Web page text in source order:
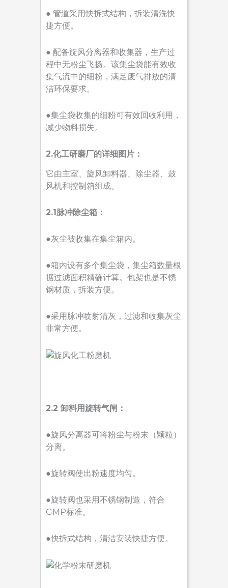
● 管道采用快拆式结构，拆装清洗快
捷方便。
● 配备旋风分离器和收集器，生产过
程中无粉尘飞扬。该集尘袋能有效收
集气流中的细粉，满足废气排放的清
洁环保要求。
●集尘袋收集的细粉可有效回收利用，
减少物料损失。
2.化工研磨厂的详细图片：
它由主室、旋风卸料器、除尘器、鼓
风机和控制箱组成。
2.1脉冲除尘箱：
●灰尘被收集在集尘箱内。
●箱内设有多个集尘袋，集尘箱数量根
据过滤面积精确计算。包架也是不锈
钢材质，拆装方便。
●采用脉冲喷射清灰，过滤和收集灰尘
非常方便。
2.2 卸料用旋转气闸：
●旋风分离器可将粉尘与粉末（颗粒）
分离。
●旋转阀使出粉速度均匀。
●旋转阀也采用不锈钢制造，符合
GMP标准。
●快拆式结构，清洁安装快捷方便。